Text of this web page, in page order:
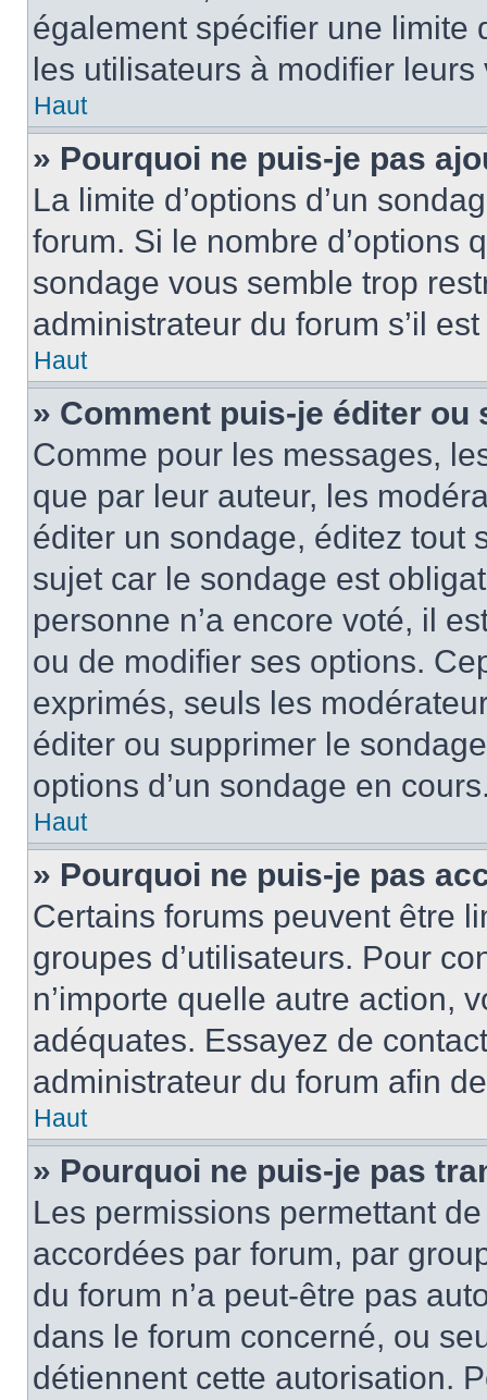
également spécifier une limite
les utilisateurs à modifier leurs
Haut
» Pourquoi ne puis-je pas
La limite d’options d’un
forum. Si le nombre d’options
sondage vous semble trop
administrateur du forum s’il
Haut
» Comment puis-je éditer ou
Comme pour les messages,
que par leur auteur, les
éditer un sondage, éditez tout
sujet car le sondage est
personne n’a encore voté, il
ou de modifier ses options.
exprimés, seuls les
éditer ou supprimer le
options d’un sondage en
Haut
» Pourquoi ne puis-je pas
Certains forums peuvent être
groupes d’utilisateurs. Pour
n’importe quelle autre action,
adéquates. Essayez de
administrateur du forum afin
Haut
» Pourquoi ne puis-je pas
Les permissions permettant
accordées par forum, par
du forum n’a peut-être pas
dans le forum concerné, ou
détiennent cette autorisation.